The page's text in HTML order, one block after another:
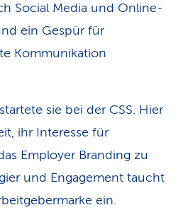
Social Media und Online-
ein Gespür für
Kommunikation
sie bei der CSS. Hier
ihr Interesse für
Employer Branding zu
und Engagement taucht
ein.